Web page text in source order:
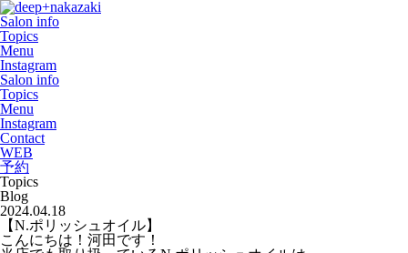
Salon info
Topics
Menu
Instagram
Salon info
Topics
Menu
Instagram
Contact
WEB
予約
Topics
Blog
2024.04.18
【N.ポリッシュオイル】
こんにちは！河田です！